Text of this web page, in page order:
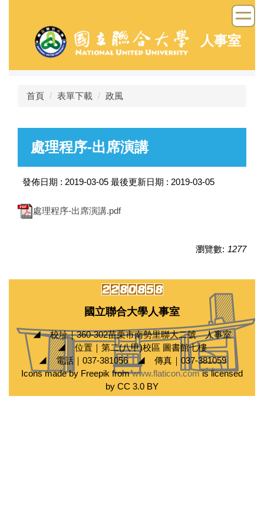
容
人事室
首頁 表單下載 政風
處理程序-出席演講
發佈日期 : 2019-03-05 最後更新日期 : 2019-03-05
處理程序-出席演講.pdf
瀏覽數: 1277
國立聯合大學人事室
◢ 校址｜360-302苗栗市南勢里聯大二號 人事室
◢ 位置｜第二(八甲)校區 圖書館七樓
◢ 電話｜037-381056 ◢ 傳真｜037-381059
Icons made by Freepik fromwww.flaticon.comis licensed
by CC 3.0 BY